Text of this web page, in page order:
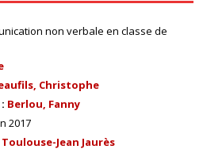
non verbale en classe de
Christophe
Berlou, Fanny
2017
Jean Jaurès